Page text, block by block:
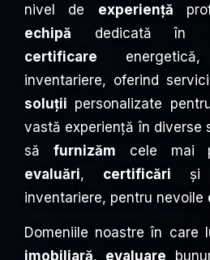
nivel de experiență
echipă dedicată în
certificare
inventariere, oferind
soluții personalizate
vastă experiență în diverse
să furnizăm cele mai
evaluări, certificări și
inventariere, pentru nevoile
Domeniile noastre în care
imobiliară, evaluare